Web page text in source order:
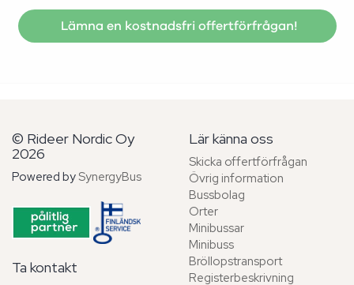
Lämna en kostnadsfri offertförfrågan!
© Rideer Nordic Oy
2026
Powered by SynergyBus
Ta kontakt
Lär känna oss
Skicka offertförfrågan
Övrig information
Bussbolag
Orter
Minibussar
Minibuss
Bröllopstransport
Registerbeskrivning